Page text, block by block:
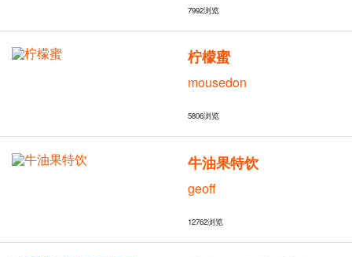
7992浏览
柠檬蜜
mousedon
5806浏览
牛油果特饮
geoff
12762浏览